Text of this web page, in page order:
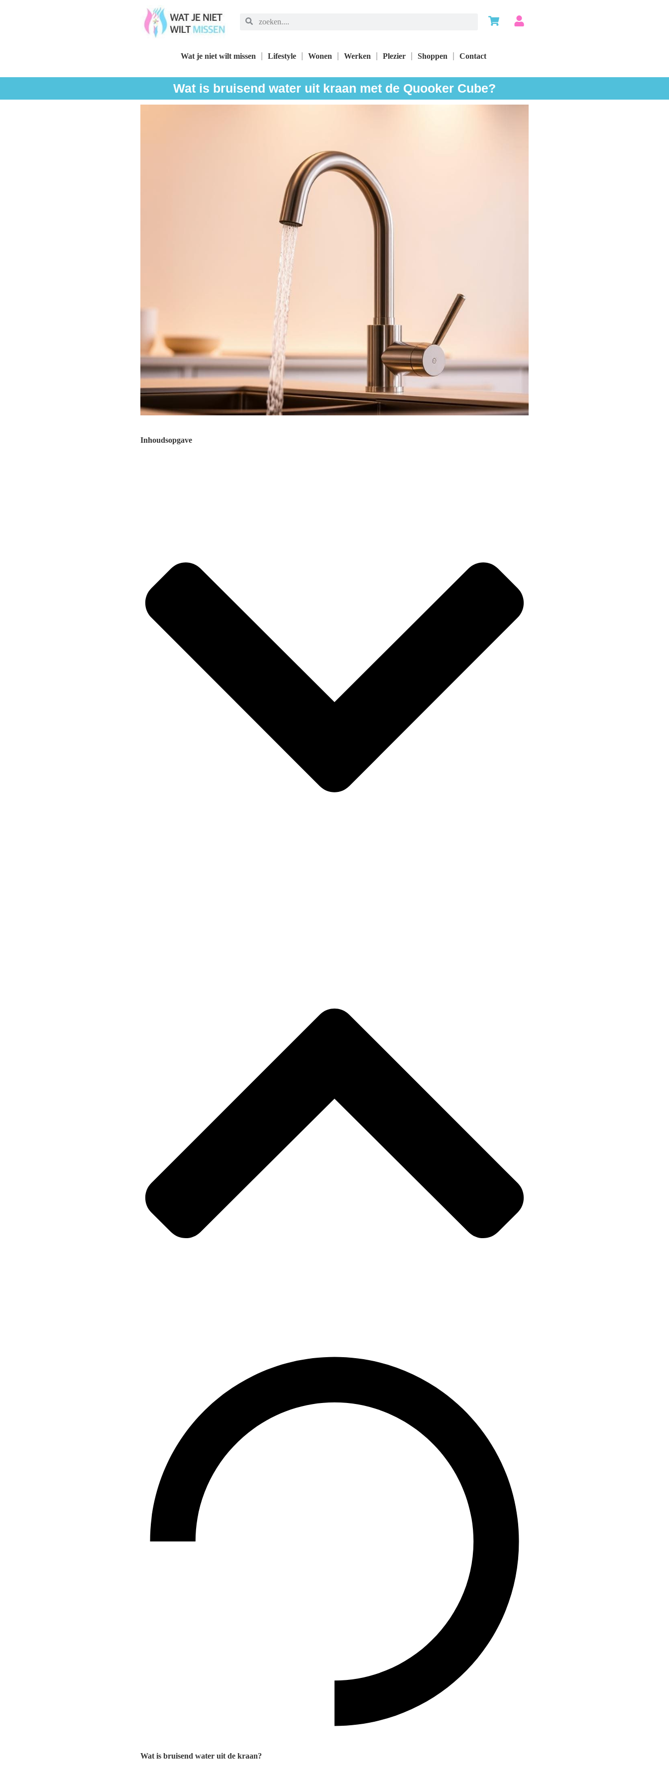
Wat je niet wilt missen Lifestyle Wonen Werken Plezier Shoppen Contact
Wat is bruisend water uit kraan met de Quooker Cube?
Inhoudsopgave
Wat is bruisend water uit de kraan?